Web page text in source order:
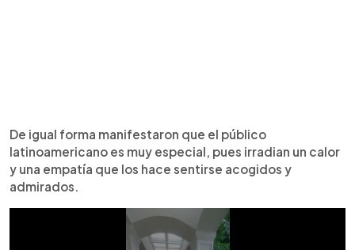
De igual forma manifestaron que el público
latinoamericano es muy especial, pues irradian un calor
y una empatía que los hace sentirse acogidos y
admirados.